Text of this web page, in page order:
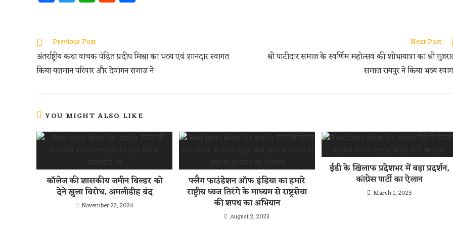
ce
oo
k
w
er
h
s
A
p
e
t
Previous Post
अंतर्राष्ट्रीय कथा वाचक पंडित प्रदीप मिश्रा का भव्य एवं शानदार स्वागत
किया यजमान परिवार और देवांगन समाज ने
Next Post
श्री पाटीदार समाज के स्वर्णिम महोत्सव की शोभायात्रा का श्री
समाज रायपुर ने किया भव्य
YOU MIGHT ALSO LIKE
कॉलेज की शासकीय जमीन बिल्डर को
देने खुला विरोध, अमलीडीह बंद
November 27, 2024
फ्लैग फाउंडेशन ऑफ इंडिया का हमारे
राष्ट्रीय ध्वज तिरंगे के माध्यम से राष्ट्रसेवा
की शपथ का अभियान
August 2, 2023
ईडी के खिलाफ प्रदेशभर में बड़ा प्रदर्शन,
कांग्रेस पार्टी का ऐलान
March 1, 2025